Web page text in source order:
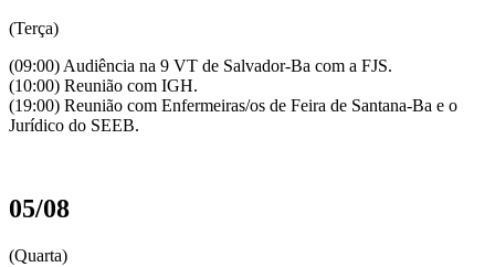
(Terça)
(09:00) Audiência na 9 VT de Salvador-Ba com a FJS.
(10:00) Reunião com IGH.
(19:00) Reunião com Enfermeiras/os de Feira de Santana-Ba e o
Jurídico do SEEB.
05/08
(Quarta)